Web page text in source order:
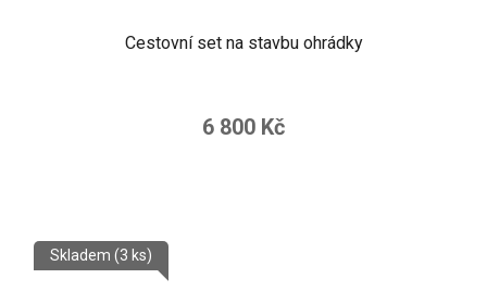
Cestovní set na stavbu ohrádky
6 800 Kč
Skladem (3 ks)